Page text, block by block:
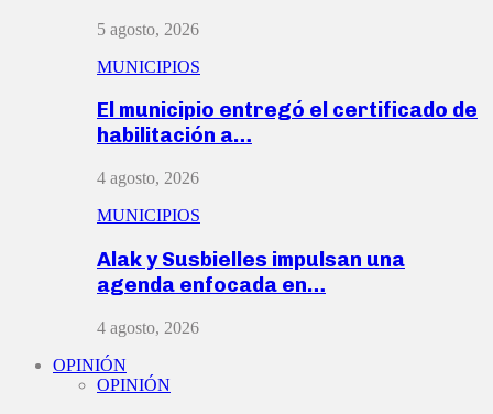
5 agosto, 2026
MUNICIPIOS
El municipio entregó el certificado de
habilitación a…
4 agosto, 2026
MUNICIPIOS
Alak y Susbielles impulsan una
agenda enfocada en…
4 agosto, 2026
OPINIÓN
OPINIÓN